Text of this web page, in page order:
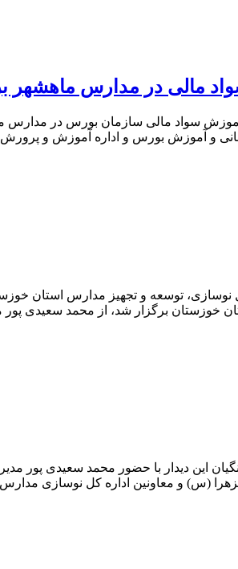
مالی در مدارس ماهشهر
سواد مالی سازمان بورس در مدارس
و آموزش بورس و اداره آموزش و
توسعه و تجهیز مدارس استان
خوزستان برگزار شد، از محمد سعیدی
این دیدار با حضور محمد سعیدی پور
(س) و معاونین اداره کل نوسازی